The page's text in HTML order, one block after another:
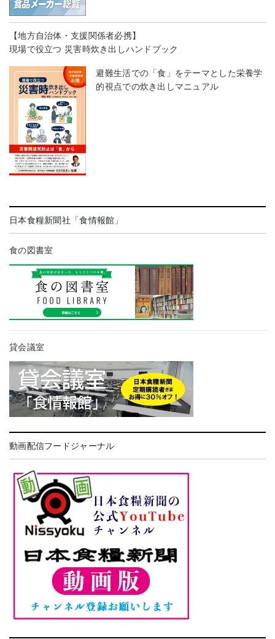
【地方自治体・支援関係者必携】
現場で役立つ 災害時炊き出しハンドブック
避難生活での「食」をテーマとした栄養学
的視点での炊き出しマニュアル
日本食糧新聞社「食情報館」
食の図書室
貸会議室
動画配信フードジャーナル